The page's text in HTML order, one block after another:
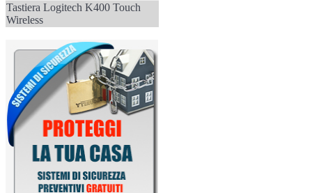
Tastiera Logitech K400 Touch
Wireless